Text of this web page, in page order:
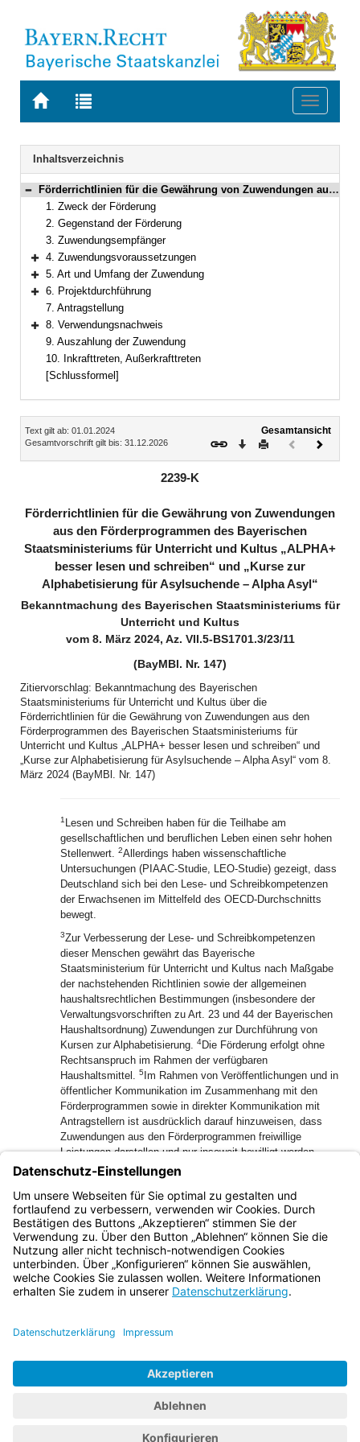
Zur
BAYERN.RECHT
Zur
letzten
Suche
Toggle
Navigation
Inhaltsverzeichnis
Bereich reduzieren
Förderrichtlinien für die Gewährung von Zuwendungen aus den Förderprogrammen des Bayerischen Staatsministeriums für Unterricht und Kultus „ALPHA+ besser lesen und schreiben“ und „Kurse zur Alphabetisierung für Asylsuchende – Alpha Asyl“
1. Zweck der Förderung
2. Gegenstand der Förderung
3. Zuwendungsempfänger
Bereich erweitern
4. Zuwendungsvoraussetzungen
Bereich erweitern
5. Art und Umfang der Zuwendung
Bereich erweitern
6. Projektdurchführung
7. Antragstellung
Bereich erweitern
8. Verwendungsnachweis
9. Auszahlung der Zuwendung
10. Inkrafttreten, Außerkrafttreten
[Schlussformel]
Inhalt
Text gilt ab: 01.01.2024
Gesamtvorschrift gilt bis: 31.12.2026
Gesamtansicht
Download
DruckenVorheriges
2239-K
Förderrichtlinien für die Gewährung von Zuwendungen
aus den Förderprogrammen des Bayerischen
Staatsministeriums für Unterricht und Kultus „ALPHA+
besser lesen und schreiben“ und „Kurse zur
Alphabetisierung für Asylsuchende – Alpha Asyl“
Bekanntmachung des Bayerischen Staatsministeriums für
Unterricht und Kultus
vom 8. März 2024, Az. VII.5-BS1701.3/23/11
(BayMBl. Nr. 147)
Zitiervorschlag: Bekanntmachung des Bayerischen
Staatsministeriums für Unterricht und Kultus über die
Förderrichtlinien für die Gewährung von Zuwendungen aus den
Förderprogrammen des Bayerischen Staatsministeriums für
Unterricht und Kultus „ALPHA+ besser lesen und schreiben“ und
„Kurse zur Alphabetisierung für Asylsuchende – Alpha Asyl“ vom 8.
März 2024 (BayMBl. Nr. 147)
1 Lesen und Schreiben haben für die Teilhabe am
gesellschaftlichen und beruflichen Leben einen sehr hohen
Stellenwert. 2Allerdings haben wissenschaftliche
Untersuchungen (PIAAC-Studie, LEO-Studie) gezeigt, dass
Deutschland sich bei den Lese- und Schreibkompetenzen
der Erwachsenen im Mittelfeld des OECD‑Durchschnitts
bewegt.
3Zur Verbesserung der Lese- und Schreibkompetenzen
dieser Menschen gewährt das Bayerische
Staatsministerium für Unterricht und Kultus nach Maßgabe
der nachstehenden Richtlinien sowie der allgemeinen
haushaltsrechtlichen Bestimmungen (insbesondere der
Verwaltungsvorschriften zu Art. 23 und 44 der Bayerischen
Haushaltsordnung) Zuwendungen zur Durchführung von
Kursen zur Alphabetisierung. 4Die Förderung erfolgt ohne
Rechtsanspruch im Rahmen der verfügbaren
Haushaltsmittel. 5 Im Rahmen von Veröffentlichungen und in
öffentlicher Kommunikation im Zusammenhang mit den
Förderprogrammen sowie in direkter Kommunikation mit
Antragstellern ist ausdrücklich darauf hinzuweisen, dass
Zuwendungen aus den Förderprogrammen freiwillige
Leistungen darstellen und nur insoweit bewilligt werden
können, als dafür Haushaltsmittel zur Verfügung stehen,
und deshalb ein Zuwendungsantrag unter Umständen wegen
Überzeichnung der Förderprogramme nicht bewilligt werden
kann.
Bayern.de
BayernPortal
Impressum